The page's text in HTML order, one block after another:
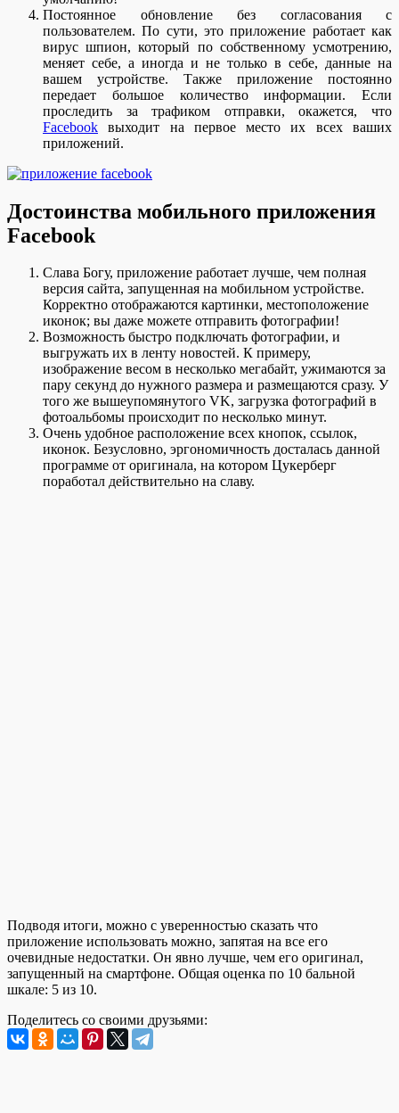
Постоянное обновление без согласования с
пользователем. По сути, это приложение работает как
вирус шпион, который по собственному усмотрению,
меняет себе, а иногда и не только в себе, данные на
вашем устройстве. Также приложение постоянно
передает большое количество информации. Если
проследить за трафиком отправки, окажется, что
Facebook выходит на первое место их всех ваших
приложений.
Достоинства мобильного приложения
Facebook
Слава Богу, приложение работает лучше, чем полная
версия сайта, запущенная на мобильном устройстве.
Корректно отображаются картинки, местоположение
иконок; вы даже можете отправить фотографии!
Возможность быстро подключать фотографии, и
выгружать их в ленту новостей. К примеру,
изображение весом в несколько мегабайт, ужимаются за
пару секунд до нужного размера и размещаются сразу. У
того же вышеупомянутого VK, загрузка фотографий в
фотоальбомы происходит по несколько минут.
Очень удобное расположение всех кнопок, ссылок,
иконок. Безусловно, эргономичность досталась данной
программе от оригинала, на котором Цукерберг
поработал действительно на славу.
Подводя итоги, можно с уверенностью сказать что
приложение использовать можно, запятая на все его
очевидные недостатки. Он явно лучше, чем его оригинал,
запущенный на смартфоне. Общая оценка по 10 бальной
шкале: 5 из 10.
Поделитесь со своими друзьями: